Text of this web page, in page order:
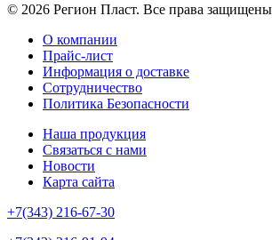
© 2026 Регион Пласт. Все права защищены
О компании
Прайс-лист
Информация о доставке
Сотрудничество
Политика Безопасности
Наша продукция
Связаться с нами
Новости
Карта сайта
+7(343) 216-67-30